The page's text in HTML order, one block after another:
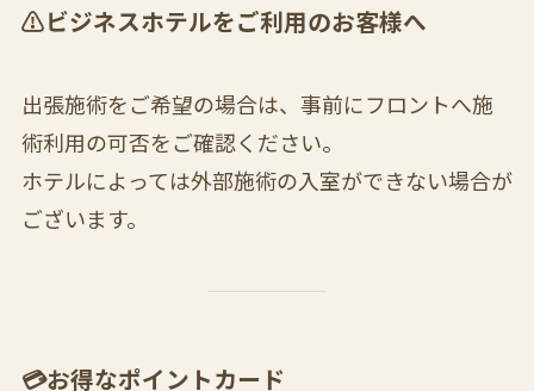
⚠️ビジネスホテルをご利用のお客様へ
出張施術をご希望の場合は、事前にフロントへ施
術利用の可否をご確認ください。
ホテルによっては外部施術の入室ができない場合が
ございます。
💳お得なポイントカード